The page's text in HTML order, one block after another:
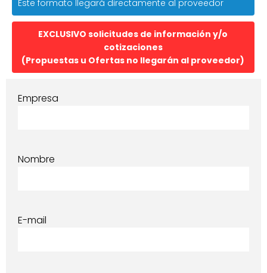
Este formato llegará directamente al proveedor
EXCLUSIVO solicitudes de información y/o
cotizaciones
(Propuestas u Ofertas no llegarán al proveedor)
Empresa
Nombre
E-mail